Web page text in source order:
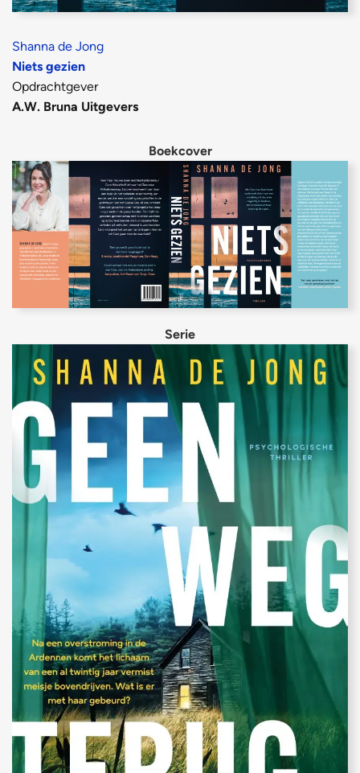
Shanna de Jong
Niets gezien
Opdrachtgever
A.W. Bruna Uitgevers
Boekcover
Serie